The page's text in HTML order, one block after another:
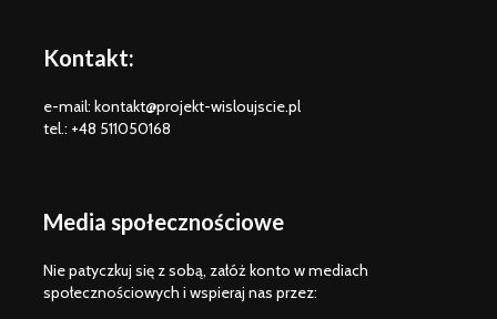
Kontakt:
e-mail: kontakt@projekt-wisloujscie.pl
tel.: +48 511050168
Media społecznościowe
Nie patyczkuj się z sobą, załóż konto w mediach
społecznościowych i wspieraj nas przez: